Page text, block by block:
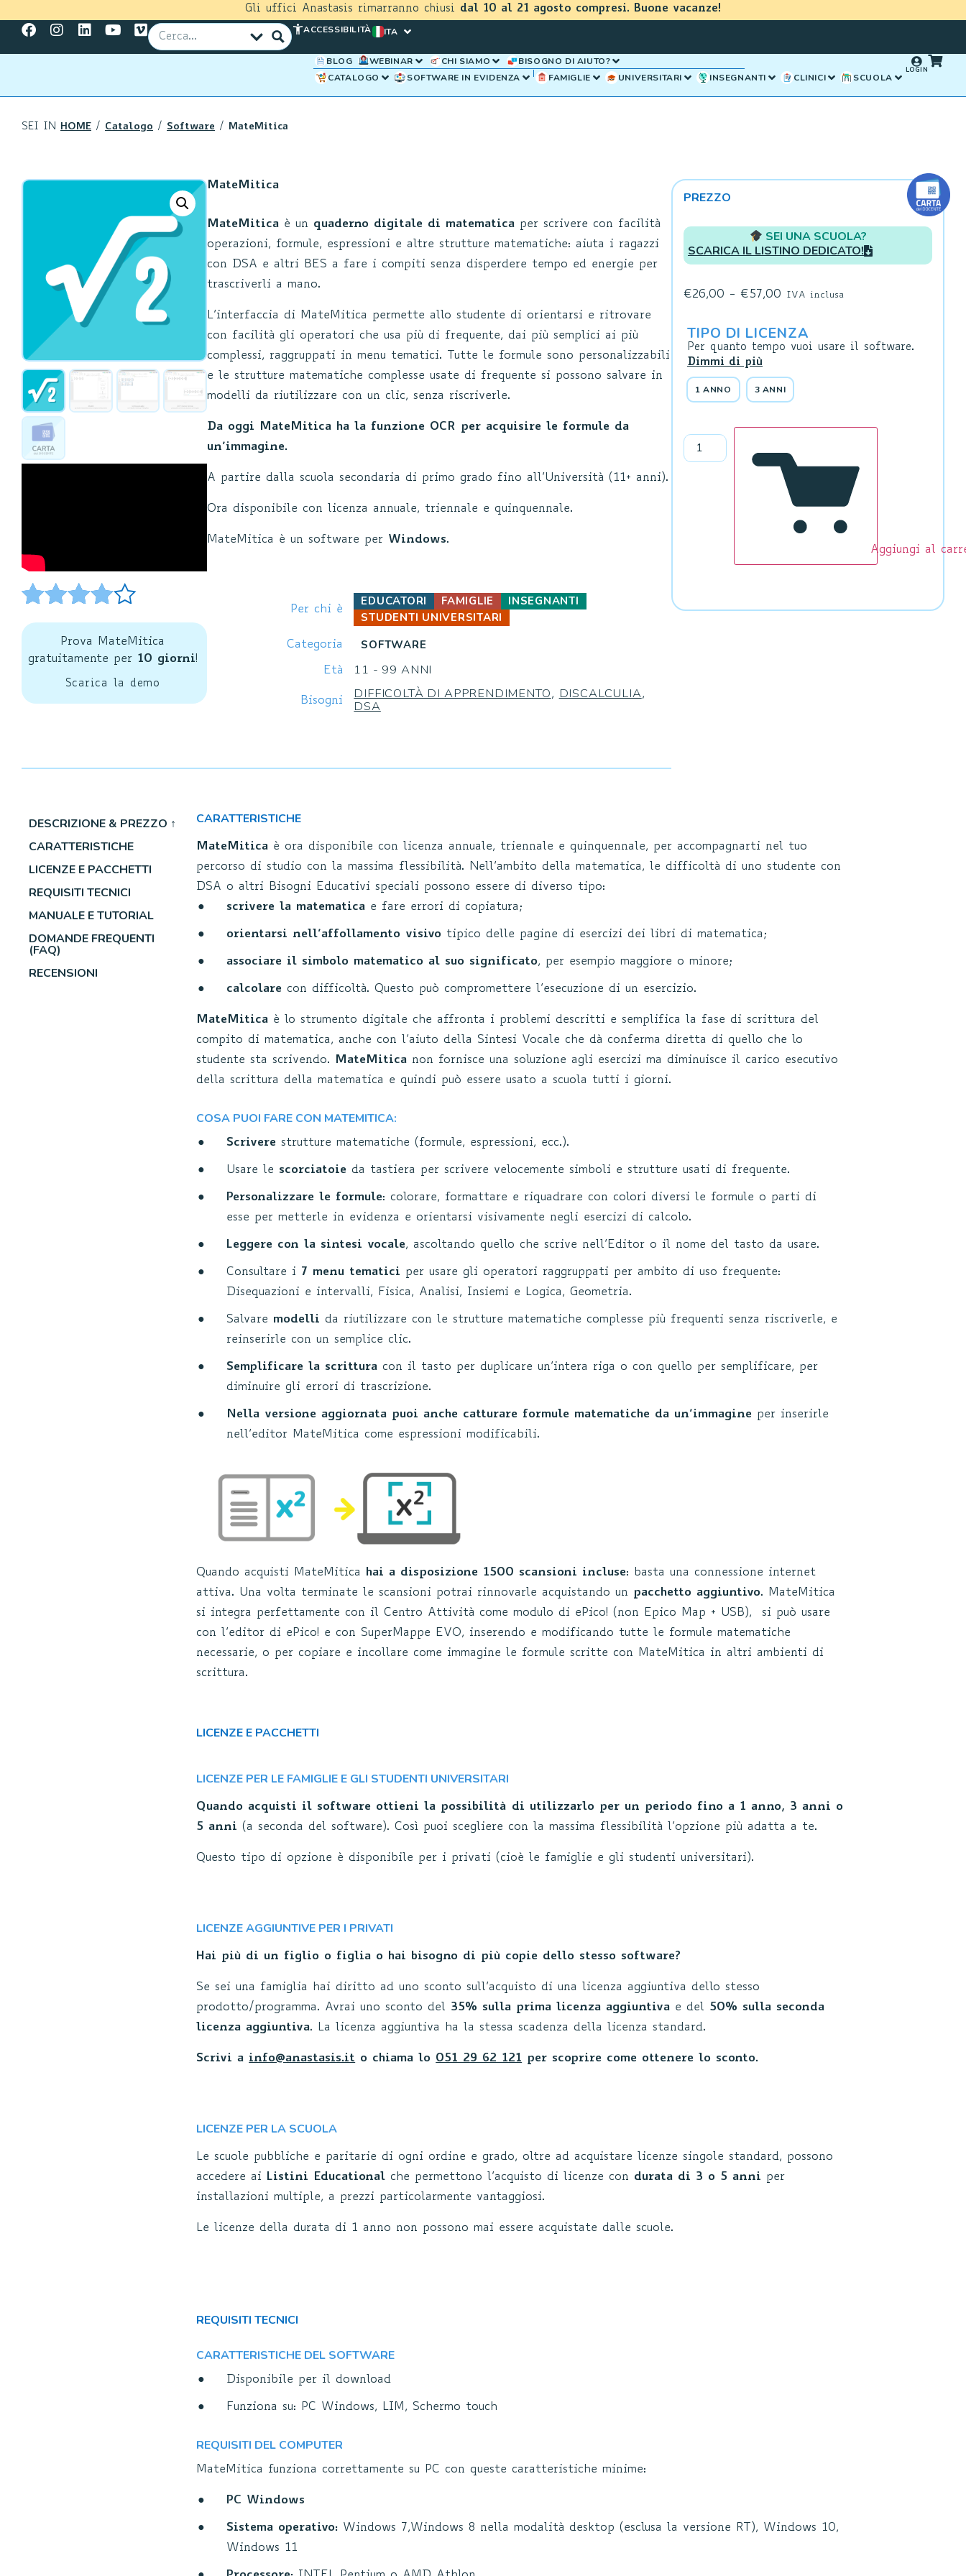
Gli uffici Anastasis rimarranno chiusi dal 10 al 21 agosto compresi. Buone vacanze!
ACCESSIBILITÀ ITA
BLOG WEBINAR CHI SIAMO
BISOGNO DI AIUTO?
CATALOGO
SOFTWARE IN EVIDENZA FAMIGLIE UNIVERSITARI INSEGNANTI CLINICI SCUOLA
LOGIN
SEI IN HOME / Catalogo / Software / MateMitica
Valutato
su 5
su base
di
11
Prova MateMitica
gratuitamente per 10 giorni!
Scarica la demo
MateMitica
MateMitica è un quaderno digitale di matematica per scrivere con facilità
operazioni, formule, espressioni e altre strutture matematiche: aiuta i ragazzi
con DSA e altri BES a fare i compiti senza disperdere tempo ed energie per
trascriverli a mano.
L’interfaccia di MateMitica permette allo studente di orientarsi e ritrovare
con facilità gli operatori che usa più di frequente, dai più semplici ai più
complessi, raggruppati in menu tematici. Tutte le formule sono personalizzabili
e le strutture matematiche complesse usate di frequente si possono salvare in
modelli da riutilizzare con un clic, senza riscriverle.
Da oggi MateMitica ha la funzione OCR per acquisire le formule da
un’immagine.
A partire dalla scuola secondaria di primo grado fino all’Università (11+ anni).
Ora disponibile con licenza annuale, triennale e quinquennale.
MateMitica è un software per Windows.
Per chi è
EDUCATORI FAMIGLIE
INSEGNANTI
STUDENTI UNIVERSITARI
Categoria SOFTWARE
Età 11 - 99 ANNI
Bisogni DIFFICOLTÀ DI APPRENDIMENTO, DISCALCULIA,
DSA
PREZZO
SEI UNA SCUOLA?
SCARICA IL LISTINO DEDICATO!
€26,00 - €57,00 IVA inclusa
TIPO DI LICENZA
Per quanto tempo vuoi usare il software.
Dimmi di più
1 ANNO 3 ANNI
Aggiungi al
DESCRIZIONE & PREZZO ↑
CARATTERISTICHE
LICENZE E PACCHETTI
REQUISITI TECNICI
MANUALE E TUTORIAL
DOMANDE FREQUENTI
(FAQ)
RECENSIONI
CARATTERISTICHE
MateMitica è ora disponibile con licenza annuale, triennale e quinquennale, per accompagnarti nel tuo
percorso di studio con la massima flessibilità. Nell’ambito della matematica, le difficoltà di uno studente con
DSA o altri Bisogni Educativi speciali possono essere di diverso tipo:
scrivere la matematica e fare errori di copiatura;
orientarsi nell’affollamento visivo tipico delle pagine di esercizi dei libri di matematica;
associare il simbolo matematico al suo significato, per esempio maggiore o minore;
calcolare con difficoltà. Questo può compromettere l’esecuzione di un esercizio.
MateMitica è lo strumento digitale che affronta i problemi descritti e semplifica la fase di scrittura del
compito di matematica, anche con l’aiuto della Sintesi Vocale che dà conferma diretta di quello che lo
studente sta scrivendo.
MateMitica non fornisce una soluzione agli esercizi ma diminuisce il carico esecutivo
della scrittura della matematica e quindi può essere usato a scuola tutti i giorni.
COSA PUOI FARE CON MATEMITICA:
Scrivere strutture matematiche (formule, espressioni, ecc.).
Usare le scorciatoie da tastiera per scrivere velocemente simboli e strutture usati di frequente.
Personalizzare le formule: colorare, formattare e riquadrare con colori diversi le formule o parti di
esse per metterle in evidenza e orientarsi visivamente negli esercizi di calcolo.
Leggere con la sintesi vocale, ascoltando quello che scrive nell’Editor o il nome del tasto da usare.
Consultare i 7 menu tematici per usare gli operatori raggruppati per ambito di uso frequente:
Disequazioni e intervalli, Fisica, Analisi, Insiemi e Logica, Geometria.
Salvare modelli da riutilizzare con le strutture matematiche complesse più frequenti senza riscriverle, e
reinserirle con un semplice clic.
Semplificare la scrittura con il tasto per duplicare un’intera riga o con quello per semplificare, per
diminuire gli errori di trascrizione.
Nella versione aggiornata puoi anche catturare formule matematiche da un’immagine per inserirle
nell’editor MateMitica come espressioni modificabili.
Quando acquisti MateMitica hai a disposizione 1500 scansioni incluse: basta una connessione internet
attiva. Una volta terminate le scansioni potrai rinnovarle acquistando un
pacchetto aggiuntivo. MateMitica
si integra perfettamente con il Centro Attività come modulo di ePico! (non Epico Map + USB), si può usare
con l’editor di ePico! e con SuperMappe EVO, inserendo e modificando tutte le formule matematiche
necessarie, o per copiare e incollare come immagine le formule scritte con MateMitica in altri ambienti di
scrittura.
LICENZE E PACCHETTI
LICENZE PER LE FAMIGLIE E GLI STUDENTI UNIVERSITARI
Quando acquisti il software ottieni la possibilità di utilizzarlo per un periodo fino a 1 anno, 3 anni o
5 anni (a seconda del software). Così puoi scegliere con la massima flessibilità l’opzione più adatta a te.
Questo tipo di opzione è disponibile per i privati (cioè le famiglie e gli studenti universitari).
LICENZE AGGIUNTIVE PER I PRIVATI
Hai più di un figlio o figlia o hai bisogno di più copie dello stesso software?
Se sei una famiglia hai diritto ad uno sconto sull’acquisto di una licenza aggiuntiva dello stesso
prodotto/programma. Avrai uno sconto del 35% sulla prima licenza aggiuntiva e del 50% sulla seconda
licenza aggiuntiva. La licenza aggiuntiva ha la stessa scadenza della licenza standard.
Scrivi a info@anastasis.it o chiama lo 051 29 62 121 per scoprire come ottenere lo sconto.
LICENZE PER LA SCUOLA
Le scuole pubbliche e paritarie di ogni ordine e grado, oltre ad acquistare licenze singole standard, possono
accedere ai Listini Educational che permettono l’acquisto di licenze con durata di 3 o 5 anni per
installazioni multiple, a prezzi particolarmente vantaggiosi.
Le licenze della durata di 1 anno non possono mai essere acquistate dalle scuole.
REQUISITI TECNICI
CARATTERISTICHE DEL SOFTWARE
Disponibile per il download
Funziona su: PC Windows, LIM, Schermo touch
REQUISITI DEL COMPUTER
MateMitica funziona correttamente su PC con queste caratteristiche minime:
PC Windows
Sistema operativo: Windows 7,Windows 8 nella modalità desktop (esclusa la versione RT), Windows 10,
Windows 11